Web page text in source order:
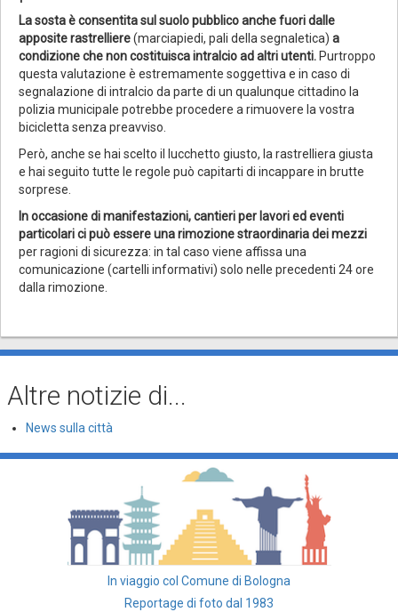
La sosta è consentita sul suolo pubblico anche fuori dalle
apposite rastrelliere(marciapiedi, pali della segnaletica) a
condizione che non costituisca intralcio ad altri utenti. Purtroppo
questa valutazione è estremamente soggettiva e in caso di
segnalazione di intralcio da parte di un qualunque cittadino la
polizia municipale potrebbe procedere a rimuovere la vostra
bicicletta senza preavviso.
Però, anche se hai scelto il lucchetto giusto, la rastrelliera giusta
e hai seguito tutte le regole può capitarti di incappare in brutte
sorprese.
In occasione di manifestazioni, cantieri per lavori ed eventi
particolari ci può essere una rimozione straordinaria dei mezzi
per ragioni di sicurezza: in tal caso viene affissa una
comunicazione (cartelli informativi) solo nelle precedenti 24 ore
dalla rimozione.
Altre notizie di...
News sulla città
In viaggio col Comune di Bologna
Reportage di foto dal 1983